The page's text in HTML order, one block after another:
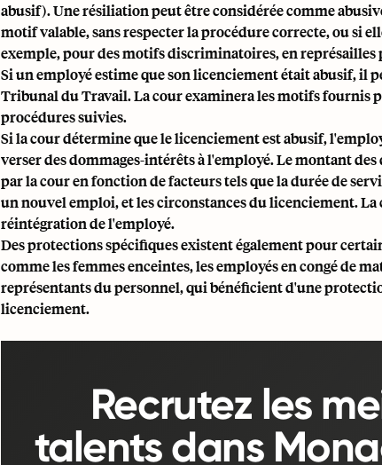
abusif). Une résiliation peut être considérée comme
motif valable, sans respecter la procédure correcte, ou si
exemple, pour des motifs discriminatoires, en
Si un employé estime que son licenciement était abusif, il
Tribunal du Travail. La cour examinera les motifs fournis
procédures suivies.
Si la cour détermine que le licenciement est abusif,
verser des dommages-intérêts à l'employé. Le montant
par la cour en fonction de facteurs tels que la durée de
un nouvel emploi, et les circonstances du licenciement.
réintégration de l'employé.
Des protections spécifiques existent également pour
comme les femmes enceintes, les employés en congé de
représentants du personnel, qui bénéficient d'une
licenciement.
Recrutez les
talents dans